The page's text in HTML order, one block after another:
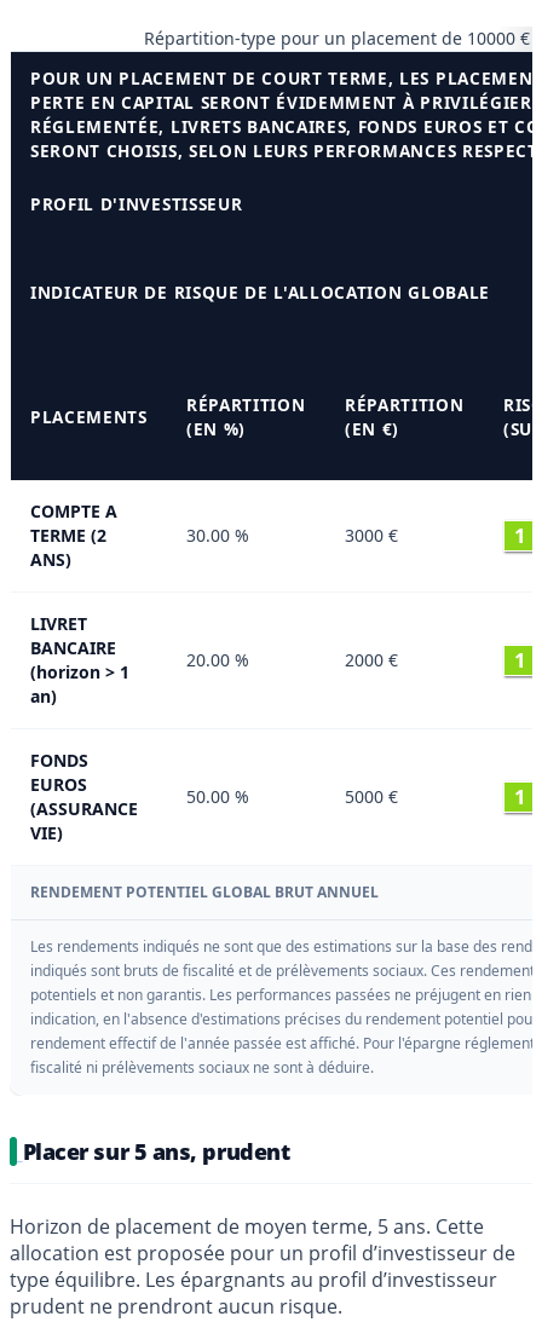
Répartition-type pour un placement de 10000 €
POUR UN PLACEMENT DE COURT TERME, LES
PERTE EN CAPITAL SERONT ÉVIDEMMENT À
RÉGLEMENTÉE, LIVRETS BANCAIRES, FONDS EUROS ET
SERONT CHOISIS, SELON LEURS PERFORMANCES
PROFIL D'INVESTISSEUR
INDICATEUR DE RISQUE DE L'ALLOCATION GLOBALE
PLACEMENTS
RÉPARTITION
(EN %)
RÉPARTITION
(EN €)
COMPTE A
TERME (2
ANS)
30.00 % 3000 € 1
LIVRET
BANCAIRE
(horizon > 1
an)
20.00 % 2000 € 1
FONDS
EUROS
(ASSURANCE
VIE)
50.00 % 5000 € 1
RENDEMENT POTENTIEL GLOBAL BRUT ANNUEL
Les rendements indiqués ne sont que des estimations sur la base des
indiqués sont bruts de fiscalité et de prélèvements sociaux. Ces
potentiels et non garantis. Les performances passées ne préjugent en rien
indication, en l'absence d'estimations précises du rendement potentiel pour
rendement effectif de l'année passée est affiché. Pour l'épargne
fiscalité ni prélèvements sociaux ne sont à déduire.
Placer sur 5 ans, prudent
Horizon de placement de moyen terme, 5 ans. Cette
allocation est proposée pour un profil d’investisseur de
type équilibre. Les épargnants au profil d’investisseur
prudent ne prendront aucun risque.